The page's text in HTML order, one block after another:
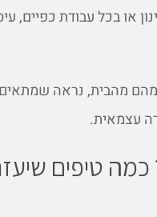
או בכל עבודת כפיים,
מהם מהבית, נראה
עצמאית.
טיפים